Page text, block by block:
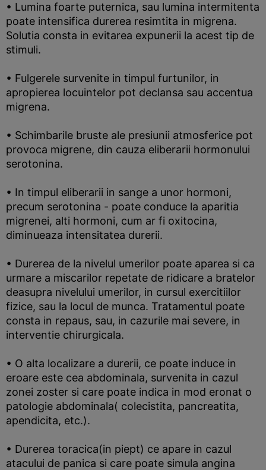
• Lumina foarte puternica, sau lumina intermitenta
poate intensifica durerea resimtita in migrena.
Solutia consta in evitarea expunerii la acest tip de
stimuli.
• Fulgerele survenite in timpul furtunilor, in
apropierea locuintelor pot declansa sau accentua
migrena.
• Schimbarile bruste ale presiunii atmosferice pot
provoca migrene, din cauza eliberarii hormonului
serotonina.
• In timpul eliberarii in sange a unor hormoni,
precum serotonina - poate conduce la aparitia
migrenei, alti hormoni, cum ar fi oxitocina,
diminueaza intensitatea durerii.
• Durerea de la nivelul umerilor poate aparea si ca
urmare a miscarilor repetate de ridicare a bratelor
deasupra nivelului umerilor, in cursul exercitiilor
fizice, sau la locul de munca. Tratamentul poate
consta in repaus, sau, in cazurile mai severe, in
interventie chirurgicala.
• O alta localizare a durerii, ce poate induce in
eroare este cea abdominala, survenita in cazul
zonei zoster si care poate indica in mod eronat o
patologie abdominala( colecistita, pancreatita,
apendicita, etc.).
• Durerea toracica(in piept) ce apare in cazul
atacului de panica si care poate simula angina